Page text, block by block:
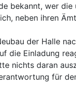
bekannt, wer
neben ihren
der Halle
die Einladung
nichts daran
für